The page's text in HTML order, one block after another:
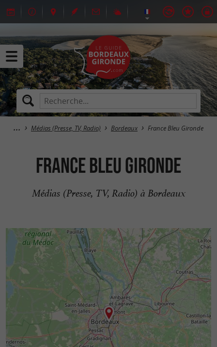
Médias (Presse, TV, Radio) Bordeaux France Bleu Gironde
France Bleu Gironde
Médias (Presse, TV, Radio) à Bordeaux